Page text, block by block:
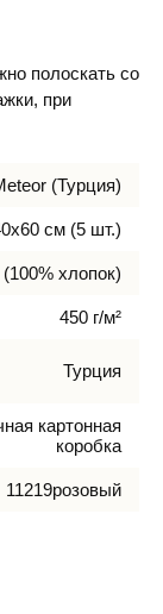
полоскать со
при
(Турция)
см (5 шт.)
хлопок)
450 г/м²
Турция
картонная
коробка
11219розовый